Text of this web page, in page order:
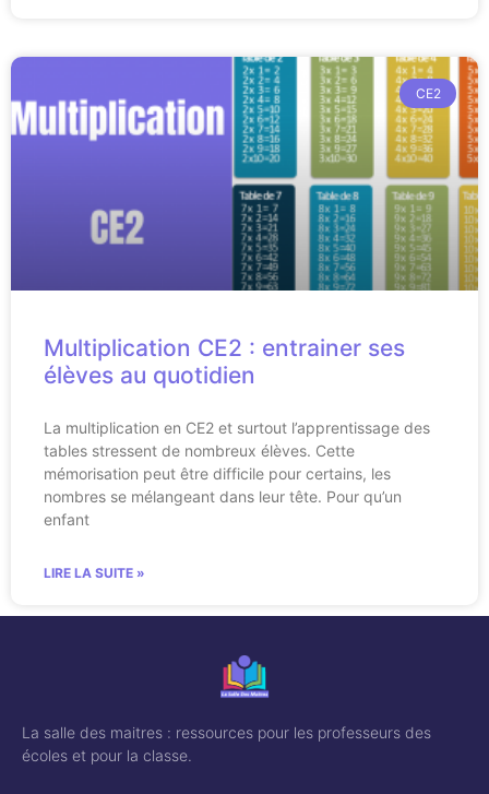
CE2
Multiplication CE2 : entrainer ses
élèves au quotidien
La multiplication en CE2 et surtout l’apprentissage des
tables stressent de nombreux élèves. Cette
mémorisation peut être difficile pour certains, les
nombres se mélangeant dans leur tête. Pour qu’un
enfant
LIRE LA SUITE »
La salle des maitres : ressources pour les professeurs des
écoles et pour la classe.